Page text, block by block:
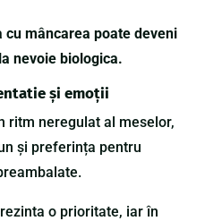
mâncarea poate deveni
nevoie biologica.
și emoții
ritm neregulat al meselor,
și preferința pentru
o prioritate, iar în